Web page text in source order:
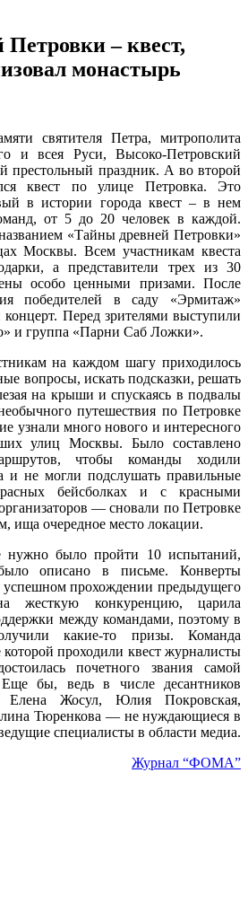
– квест,
монастырь
святителя Петра, митрополита
и всея Руси, Высоко-Петровский
престольный праздник. А во второй
квест по улице Петровка. Это
в истории города квест – в нем
от 5 до 20 человек в каждой.
«Тайны древней Петровки»
Москвы. Всем участникам квеста
а представители трех из 30
особо ценными призами. После
победителей в саду «Эрмитаж»
концерт. Перед зрителями выступили
и группа «Парни Саб Ложки».
на каждом шагу приходилось
вопросы, искать подсказки, решать
на крыши и спускаясь в подвалы
путешествия по Петровке
узнали много нового и интересного
улиц Москвы. Было составлено
чтобы команды ходили
и не могли подслушать правильные
бейсболках и с красными
— сновали по Петровке
ища очередное место локации.
нужно было пройти 10 испытаний,
описано в письме. Конверты
прохождении предыдущего
жесткую конкуренцию, царила
между командами, поэтому в
какие-то призы. Команда
проходили квест журналисты
почетного звания самой
бы, ведь в числе десантников
Елена Жосул, Юлия Покровская,
Тюренкова — не нуждающиеся в
специалисты в области медиа.
Журнал “ФОМА”